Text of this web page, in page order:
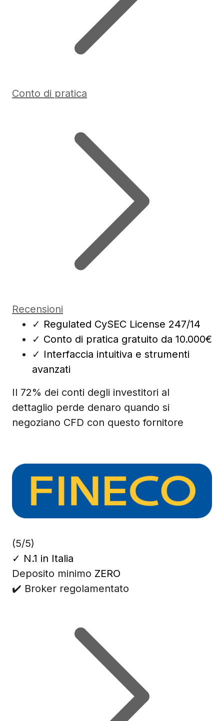
Conto di pratica
Recensioni
✓ Regulated CySEC License 247/14
✓ Conto di pratica gratuito da 10.000€
✓ Interfaccia intuitiva e strumenti
avanzati
Il 72% dei conti degli investitori al
dettaglio perde denaro quando si
negoziano CFD con questo fornitore
(5/5)
✓ N.1 in Italia
Deposito minimo ZERO
✔️ Broker regolamentato